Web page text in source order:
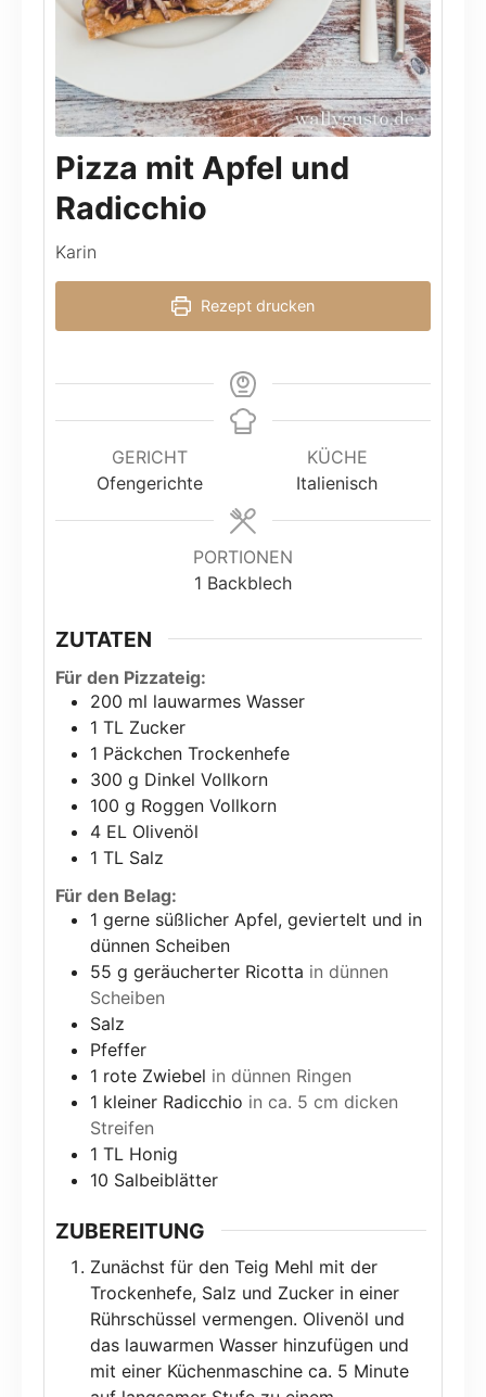
Pizza mit Apfel und
Radicchio
Karin
Rezept drucken
GERICHT
Ofengerichte
KÜCHE
Italienisch
PORTIONEN
1 Backblech
ZUTATEN
Für den Pizzateig:
200 ml lauwarmes Wasser
1 TL Zucker
1 Päckchen Trockenhefe
300 g Dinkel Vollkorn
100 g Roggen Vollkorn
4 EL Olivenöl
1 TL Salz
Für den Belag:
1 gerne süßlicher Apfel, geviertelt und in
dünnen Scheiben
55 g geräucherter Ricotta in dünnen
Scheiben
Salz
Pfeffer
1 rote Zwiebel in dünnen Ringen
1 kleiner Radicchio in ca. 5 cm dicken
Streifen
1 TL Honig
10 Salbeiblätter
ZUBEREITUNG
Zunächst für den Teig Mehl mit der
Trockenhefe, Salz und Zucker in einer
Rührschüssel vermengen. Olivenöl und
das lauwarmen Wasser hinzufügen und
mit einer Küchenmaschine ca. 5 Minute